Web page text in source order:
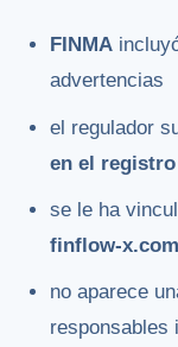
FINMA
advertencias
el regulador
en el
se le ha
finflow-x.com
no aparece
responsables